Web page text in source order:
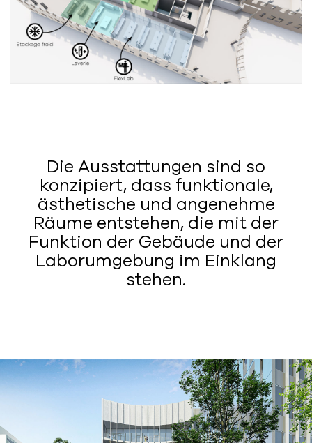
Die Ausstattungen sind so
konzipiert, dass funktionale,
ästhetische und angenehme
Räume entstehen, die mit der
Funktion der Gebäude und der
Laborumgebung im Einklang
stehen.